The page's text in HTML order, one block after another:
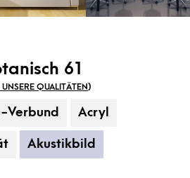
61
QUALITÄTEN)
Verbund Acryl
Akustikbild